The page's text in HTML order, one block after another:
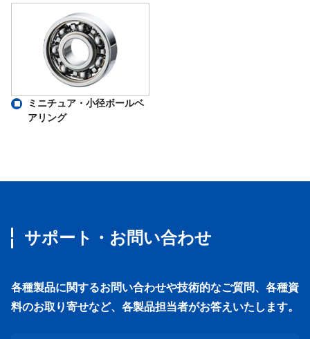
ミニチュア・小径ボールベ
アリング
サポート・お問い合わせ
各種製品に関するお問い合わせや技術的なご質問、各種資
料のお取り寄せなど、各製品担当者がお答えいたします。